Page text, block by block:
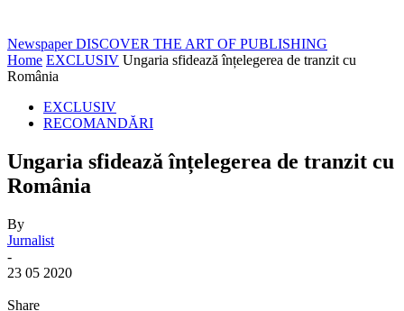
Newspaper DISCOVER THE ART OF PUBLISHING
Home EXCLUSIV Ungaria sfidează înțelegerea de tranzit cu
România
EXCLUSIV
RECOMANDĂRI
Ungaria sfidează înțelegerea de tranzit cu
România
By
Jurnalist
-
23 05 2020
Share